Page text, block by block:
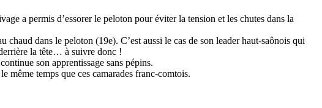
a permis d’essorer le peloton pour éviter la tension et les chutes dans la
dans le peloton (19e). C’est aussi le cas de son leader haut-saônois qui
la tête… à suivre donc !
son apprentissage sans pépins.
temps que ces camarades franc-comtois.